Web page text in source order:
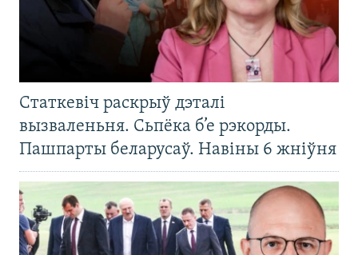
Статкевіч раскрыў дэталі
вызваленьня. Сьпёка б’е рэкорды.
Пашпарты беларусаў. Навіны 6 жніўня